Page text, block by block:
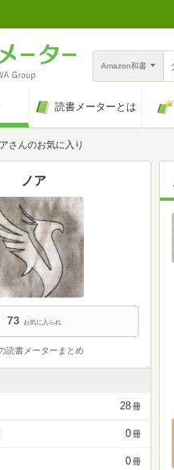
Amazon和書
読書メーターとは
アさんのお気に入り
ノア
73 お気に入られ
読書メーターまとめ
28冊
0冊
0冊